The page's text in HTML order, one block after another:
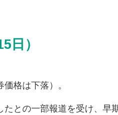
日）
格は下落）。
との一部報道を受け、早